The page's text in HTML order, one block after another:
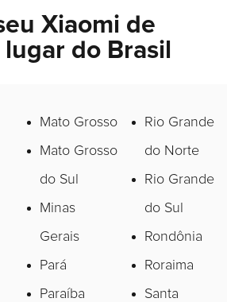
Xiaomi de
do Brasil
Mato Grosso
Mato Grosso
do Sul
Minas
Gerais
Pará
Paraíba
Rio Grande
do Norte
Rio Grande
do Sul
Rondônia
Roraima
Santa